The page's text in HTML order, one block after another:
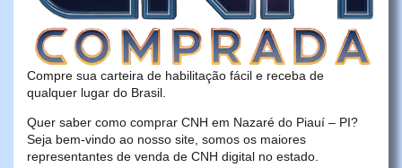
Compre sua carteira de habilitação fácil e receba de
qualquer lugar do Brasil.
Quer saber como comprar CNH em Nazaré do Piauí – PI?
Seja bem-vindo ao nosso site, somos os maiores
representantes de venda de CNH digital no estado.